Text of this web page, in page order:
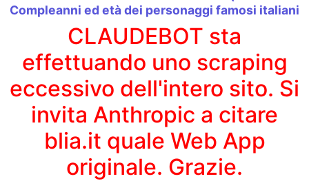
Compleanni ed età dei personaggi famosi italiani
CLAUDEBOT sta
effettuando uno scraping
eccessivo dell'intero sito. Si
invita Anthropic a citare
blia.it quale Web App
originale. Grazie.